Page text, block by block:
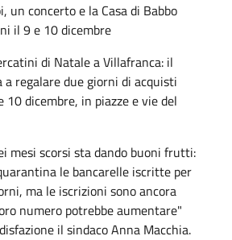
un concerto e la Casa di Babbo
il 9 e 10 dicembre
di Natale a Villafranca: il
a regalare due giorni di acquisti
dicembre, in piazze e vie del
mesi scorsi sta dando buoni frutti:
le bancarelle iscritte per
ma le iscrizioni sono ancora
numero potrebbe aumentare"
il sindaco Anna Macchia.